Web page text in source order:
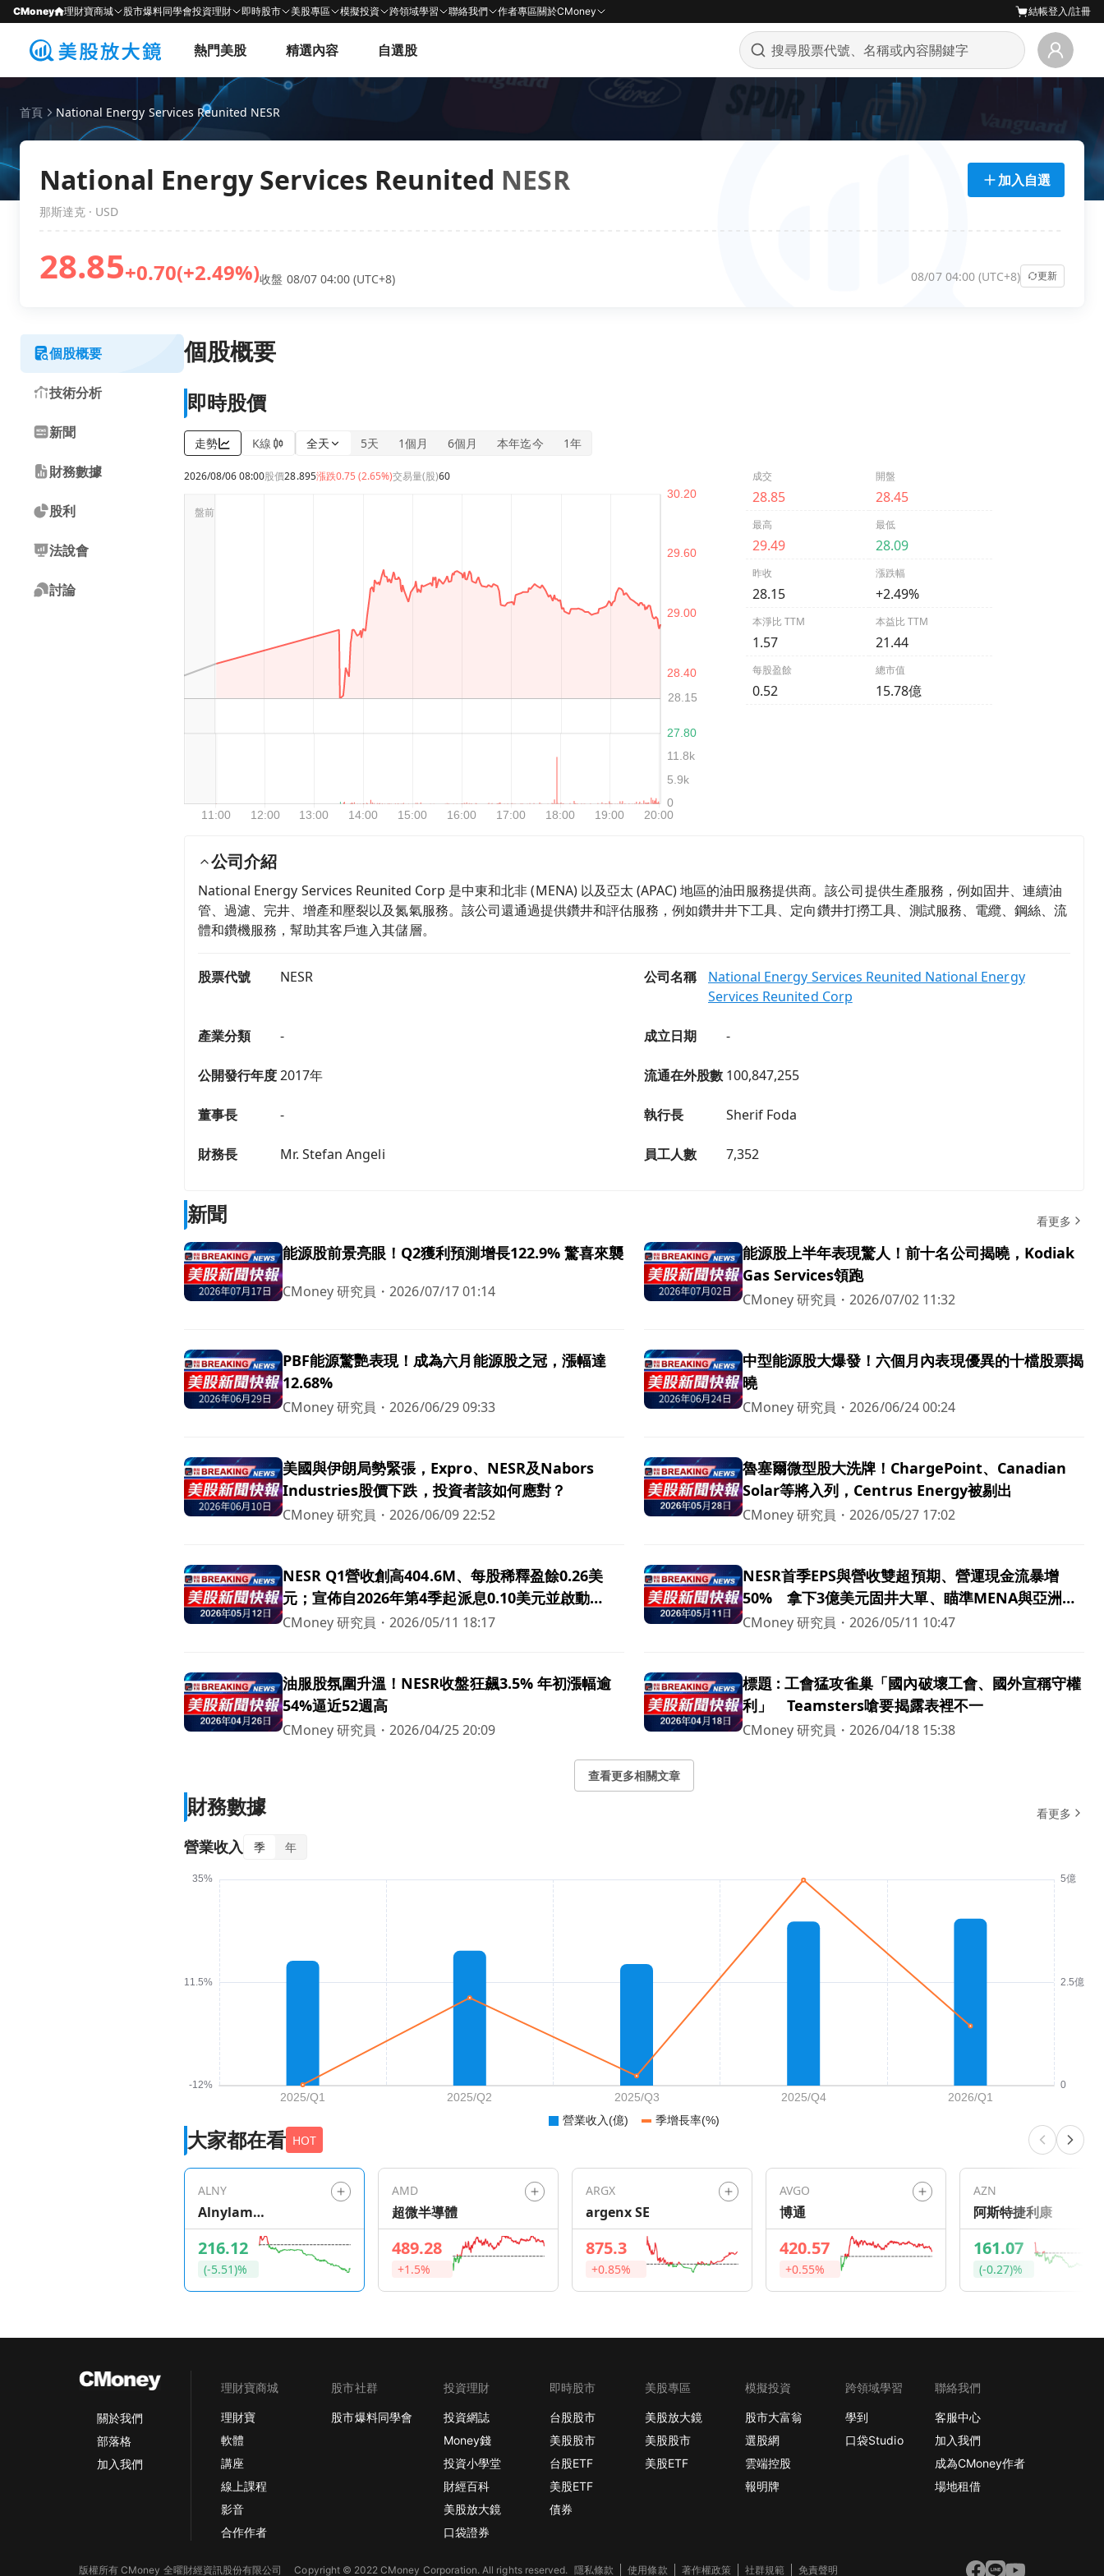
CMoney 理財寶商城 股市爆料同學會投資理財 即時股市 美股專區 模擬投資 跨領域學習 聯絡我們 作者專區關於CMoney 結帳登入/註冊
熱門美股 精選內容 自選股
首頁 National Energy Services Reunited NESR
National Energy Services Reunited NESR 加入自選
那斯達克 · USD
28.85+0.70(+2.49%)收盤 08/07 04:00 (UTC+8) 08/07 04:00 (UTC+8) 更新
個股概要
技術分析
新聞
財務數據
股利
法說會
討論
個股概要
即時股價
走勢 K線 全天 5天 1個月 6個月 本年迄今 1年
2026/08/06 08:00股價28.895漲跌0.75 (2.65%)交易量(股)60 成交
28.85
開盤
28.45
最高
29.49
最低
28.09
昨收
28.15
漲跌幅
+2.49%
本淨比 TTM
1.57
本益比 TTM
21.44
每股盈餘
0.52
總市值
15.78億
公司介紹
National Energy Services Reunited Corp 是中東和北非 (MENA) 以及亞太 (APAC) 地區的油田服務提供商。該公司提供生產服務，例如固井、連續油
管、過濾、完井、增產和壓裂以及氮氣服務。該公司還通過提供鑽井和評估服務，例如鑽井井下工具、定向鑽井打撈工具、測試服務、電纜、鋼絲、流
體和鑽機服務，幫助其客戶進入其儲層。
股票代號 NESR 公司名稱
National Energy Services Reunited National Energy
Services Reunited Corp
產業分類 - 成立日期 -
公開發行年度2017年 流通在外股數 100,847,255
董事長 - 執行長 Sherif Foda
財務長 Mr. Stefan Angeli 員工人數 7,352
新聞 看更多
能源股前景亮眼！Q2獲利預測增長122.9% 驚喜來襲
CMoney 研究員 ・2026/07/17 01:14
能源股上半年表現驚人！前十名公司揭曉，Kodiak
Gas Services領跑
CMoney 研究員 ・2026/07/02 11:32
PBF能源驚艷表現！成為六月能源股之冠，漲幅達
12.68%
CMoney 研究員 ・2026/06/29 09:33
中型能源股大爆發！六個月內表現優異的十檔股票揭
曉
CMoney 研究員 ・2026/06/24 00:24
美國與伊朗局勢緊張，Expro、NESR及Nabors
Industries股價下跌，投資者該如何應對？
CMoney 研究員 ・2026/06/09 22:52
魯塞爾微型股大洗牌！ChargePoint、Canadian
Solar等將入列，Centrus Energy被剔出
CMoney 研究員 ・2026/05/27 17:02
NESR Q1營收創高404.6M、每股稀釋盈餘0.26美
元；宣佈自2026年第4季起派息0.10美元並啟動
5,000萬回購，衝刺2億美元營運規模路徑
CMoney 研究員 ・2026/05/11 18:17
NESR首季EPS與營收雙超預期、營運現金流暴增
50% 拿下3億美元固井大單、瞄準MENA與亞洲成
長
CMoney 研究員 ・2026/05/11 10:47
油服股氛圍升溫！NESR收盤狂飆3.5% 年初漲幅逾
54%逼近52週高
CMoney 研究員 ・2026/04/25 20:09
標題 : 工會猛攻雀巢「國內破壞工會、國外宣稱守權
利」 Teamsters嗆要揭露表裡不一
CMoney 研究員 ・2026/04/18 15:38
查看更多相關文章
財務數據 看更多
營業收入 季 年
大家都在看 HOT
ALNY
Alnylam
Pharmaceuticals
216.12
(-5.51)%
AMD
超微半導體
489.28
+1.5%
ARGX
argenx SE
875.3
+0.85%
AVGO
博通
420.57
+0.55%
AZN
阿斯特捷利康
161.07
(-0.27)%
關於我們
部落格
加入我們
理財寶商城
理財寶
軟體
講座
線上課程
影音
合作作者
股市社群
股市爆料同學會
投資理財
投資網誌
Money錢
投資小學堂
財經百科
美股放大鏡
口袋證券
即時股市
台股股市
美股股市
台股ETF
美股ETF
債券
美股專區
美股放大鏡
美股股市
美股ETF
模擬投資
股市大富翁
選股網
雲端控股
報明牌
跨領域學習
學到
口袋Studio
聯絡我們
客服中心
加入我們
成為CMoney作者
場地租借
版權所有 CMoney 全曜財經資訊股份有限公司Copyright © 2022 CMoney Corporation. All rights reserved. 隱私條款 使用條款 著作權政策 社群規範 免責聲明